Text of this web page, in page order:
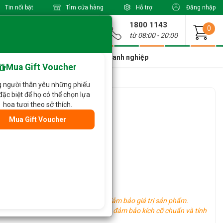
Tin nổi bật Tìm cửa hàng Hỗ trợ Đăng nhập
1800 1143
từ 08:00 - 20:00
0
Dành cho doanh nghiệp
có thể thay đổi tùy thời điểm, vẫn đảm bảo giá trị sản phẩm.
khu vực khác nhau, tuy nhiên vẫn đảm bảo kích cỡ chuẩn và tính
Mua Gift Voucher
người thân yêu những phiếu
biệt để họ có thể chọn lựa
hoa tươi theo sở thích.
Mua Gift Voucher